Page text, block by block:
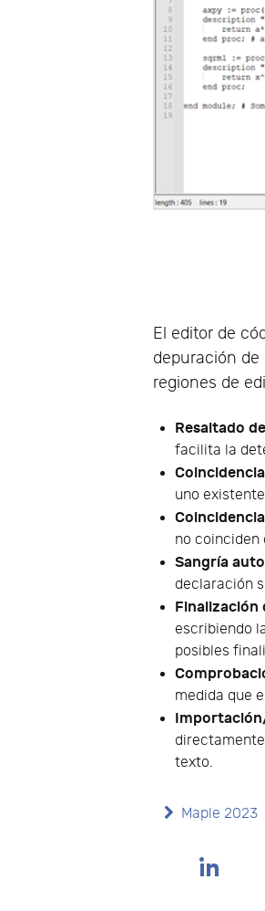
El editor de
depuración de
regiones de
Resaltado
facilita la
uno
no coinciden
Sangría
declaración
Finalización
escribiendo
posibles
medida que
texto.
Maple 2023